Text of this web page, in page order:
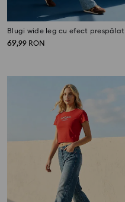
Blugi wide leg cu efect prespălat
69,99 RON